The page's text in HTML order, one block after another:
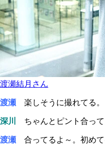
渡瀬結月さん
渡瀬 楽しそうに撮れてる。
深川 ちゃんとピント合って
渡瀬 合ってるよ～。初め